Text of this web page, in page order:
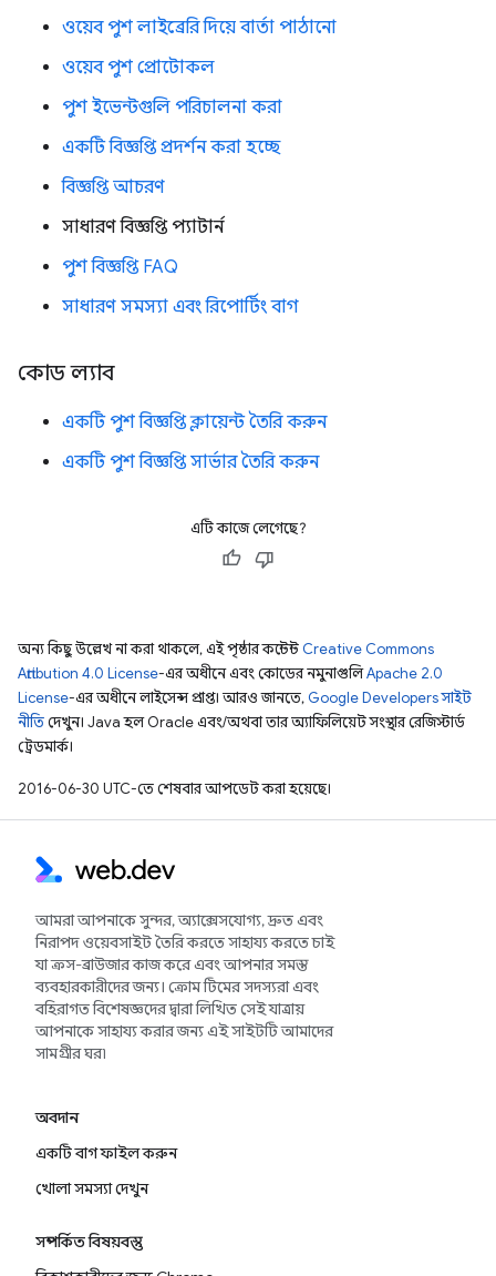
ওয়েব পুশ লাইব্রেরি দিয়ে বার্তা পাঠানো
ওয়েব পুশ প্রোটোকল
পুশ ইভেন্টগুলি পরিচালনা করা
একটি বিজ্ঞপ্তি প্রদর্শন করা হচ্ছে
বিজ্ঞপ্তি আচরণ
সাধারণ বিজ্ঞপ্তি প্যাটার্ন
পুশ বিজ্ঞপ্তি FAQ
সাধারণ সমস্যা এবং রিপোর্টিং বাগ
কোড ল্যাব
একটি পুশ বিজ্ঞপ্তি ক্লায়েন্ট তৈরি করুন
একটি পুশ বিজ্ঞপ্তি সার্ভার তৈরি করুন
এটি কাজে লেগেছে?
অন্য কিছু উল্লেখ না করা থাকলে, এই পৃষ্ঠার কন্টেন্ট Creative Commons
Attribution 4.0 License-এর অধীনে এবং কোডের নমুনাগুলিApache 2.0
License-এর অধীনে লাইসেন্স প্রাপ্ত। আরও জানতে, Google Developers সাইট
নীতিদেখুন। Java হল Oracle এবং/অথবা তার অ্যাফিলিয়েট সংস্থার রেজিস্টার্ড
ট্রেডমার্ক।
2016-06-30 UTC-তে শেষবার আপডেট করা হয়েছে।
আমরা আপনাকে সুন্দর, অ্যাক্সেসযোগ্য, দ্রুত এবং
নিরাপদ ওয়েবসাইট তৈরি করতে সাহায্য করতে চাই
যা ক্রস-ব্রাউজার কাজ করে এবং আপনার সমস্ত
ব্যবহারকারীদের জন্য। ক্রোম টিমের সদস্যরা এবং
বহিরাগত বিশেষজ্ঞদের দ্বারা লিখিত সেই যাত্রায়
আপনাকে সাহায্য করার জন্য এই সাইটটি আমাদের
সামগ্রীর ঘর৷
অবদান
একটি বাগ ফাইল করুন
খোলা সমস্যা দেখুন
সম্পর্কিত বিষয়বস্তু